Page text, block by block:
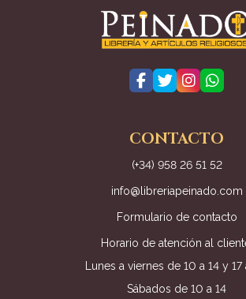
CONTACTO
(+34) 958 26 51 52
info@libreriapeinado.com
Formulario de contacto
Horario de atención al
Lunes a viernes de 10 a 14 y 17
Sábados de 10 a 14